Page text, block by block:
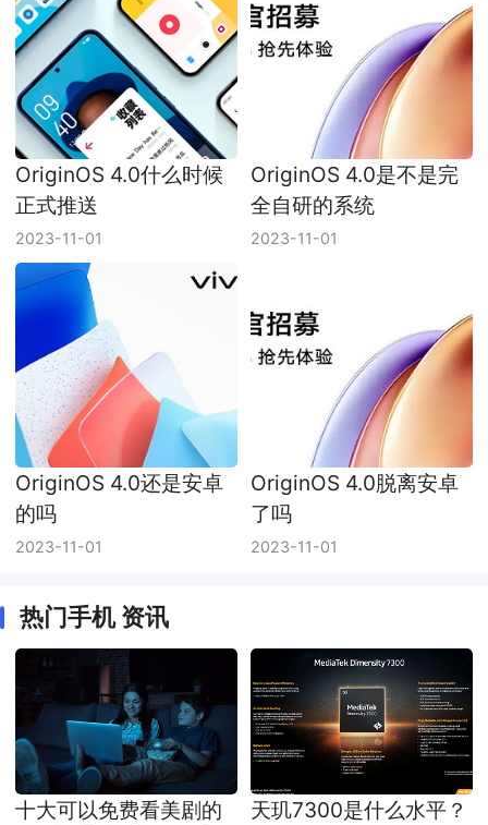
OriginOS 4.0什么时候
正式推送
2023-11-01
OriginOS 4.0是不是完
全自研的系统
2023-11-01
OriginOS 4.0还是安卓
的吗
2023-11-01
OriginOS 4.0脱离安卓
了吗
2023-11-01
热门手机 资讯
十大可以免费看美剧的
天玑7300是什么水平？